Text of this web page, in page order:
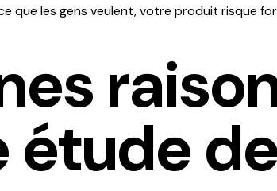
que les gens veulent, votre produit risque
étude